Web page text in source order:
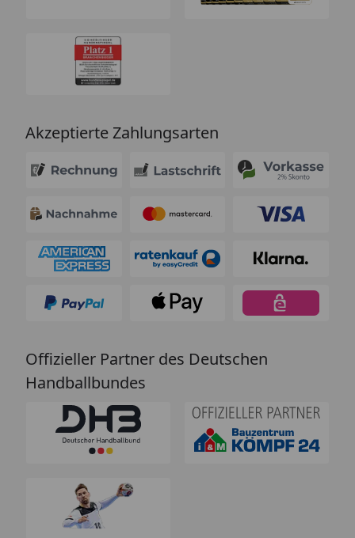
Akzeptierte Zahlungsarten
Offizieller Partner des Deutschen
Handballbundes